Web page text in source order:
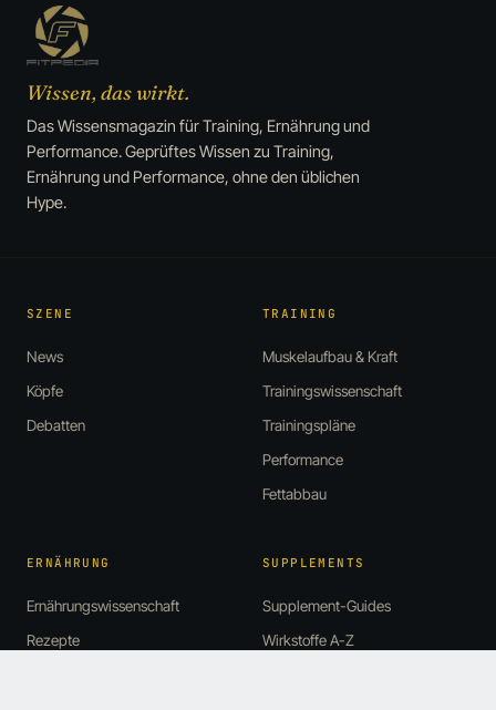
Wissen, das wirkt.
Das Wissensmagazin für Training, Ernährung und
Performance. Geprüftes Wissen zu Training,
Ernährung und Performance, ohne den üblichen
Hype.
SZENE
News
Köpfe
Debatten
TRAINING
Muskelaufbau & Kraft
Trainingswissenschaft
Trainingspläne
Performance
Fettabbau
ERNÄHRUNG
Ernährungswissenschaft
Rezepte
SUPPLEMENTS
Supplement-Guides
Wirkstoffe A-Z